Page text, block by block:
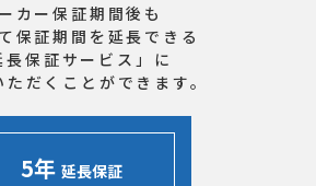
カー保証期間後も
保証期間を延長できる
長保証サービス」に
ただくことができます。
5年 延長保証